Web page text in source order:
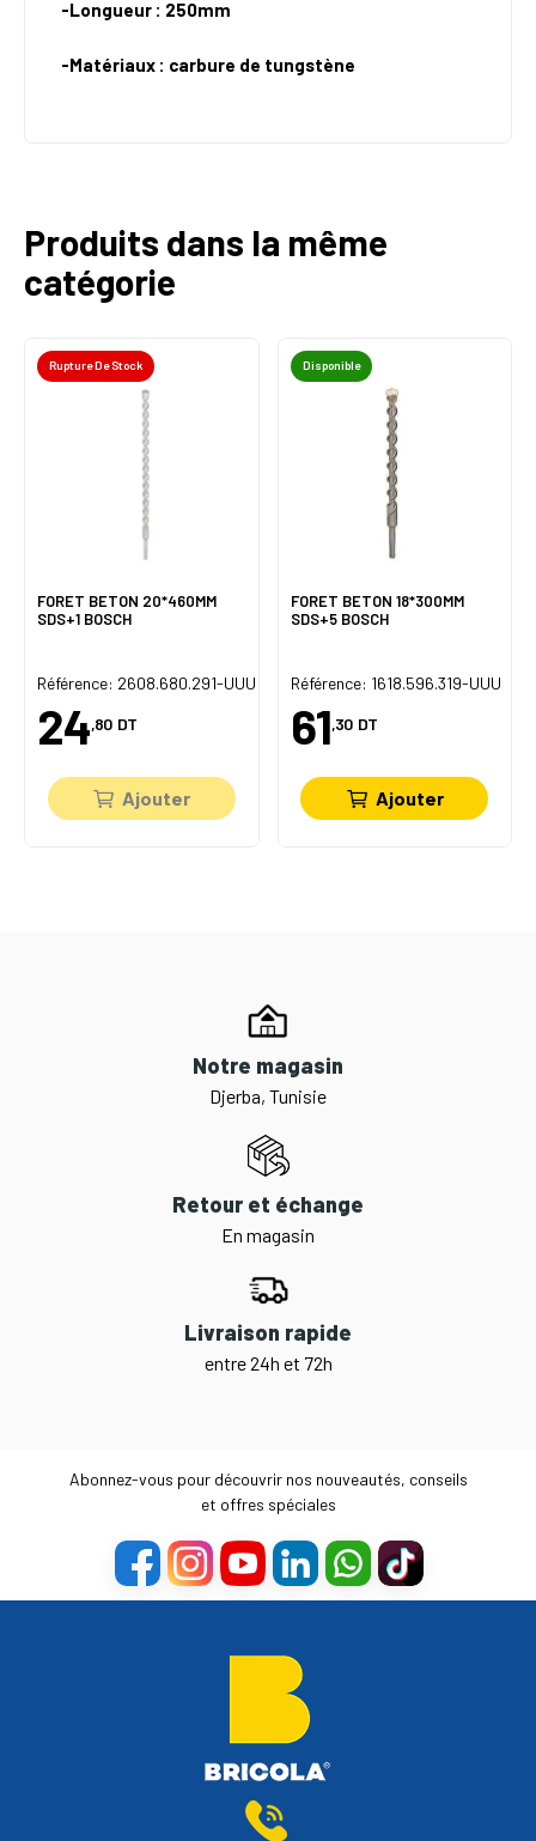
-Longueur : 250mm
-Matériaux : carbure de tungstène
Produits dans la même
catégorie
Rupture De Stock
FORET BETON 20*460MM
SDS+1 BOSCH
Référence: 2608.680.291-UUU
24,80 DT
Ajouter
Disponible
FORET BETON 18*300MM
SDS+5 BOSCH
Référence: 1618.596.319-UUU
61,30 DT
Ajouter
Notre magasin
Djerba, Tunisie
Retour et échange
En magasin
Livraison rapide
entre 24h et 72h
Abonnez-vous pour découvrir nos nouveautés, conseils
et offres spéciales